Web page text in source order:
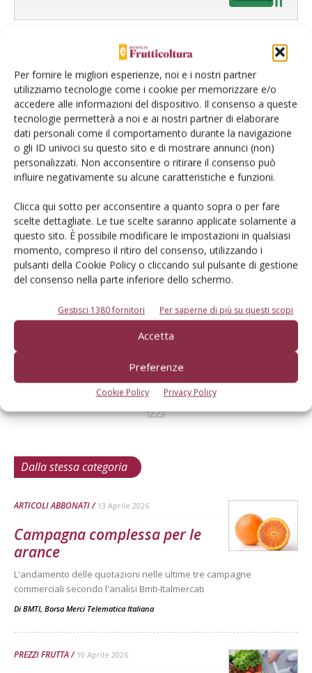
Per fornire le migliori esperienze, noi e i nostri partner
utilizziamo tecnologie come i cookie per memorizzare e/o
accedere alle informazioni del dispositivo. Il consenso a queste
tecnologie permetterà a noi e ai nostri partner di elaborare
dati personali come il comportamento durante la navigazione
o gli ID univoci su questo sito e di mostrare annunci (non)
personalizzati. Non acconsentire o ritirare il consenso può
influire negativamente su alcune caratteristiche e funzioni.
Clicca qui sotto per acconsentire a quanto sopra o per fare
scelte dettagliate. Le tue scelte saranno applicate solamente a
questo sito. È possibile modificare le impostazioni in qualsiasi
momento, compreso il ritiro del consenso, utilizzando i
pulsanti della Cookie Policy o cliccando sul pulsante di gestione
del consenso nella parte inferiore dello schermo.
Gestisci 1380 fornitori Per saperne di più su questi scopi
Accetta
Preferenze
Cookie Policy Privacy Policy
Catalogo Aziende e Prodotti
Un modo semplice per cercare un'azienda o un
prodotto!
Cerca adesso
L'Esperto risponde
I consigli di Terra e Vita agli agricoltori
Cerca adesso
Dalla stessa categoria
ARTICOLI ABBONATI 13 Aprile 2026
Campagna complessa per le
arance
L'andamento delle quotazioni nelle ultime tre campagne
commerciali secondo l'analisi Bmti-Italmercati
Di BMTI, Borsa Merci Telematica Italiana
PREZZI FRUTTA 10 Aprile 2026